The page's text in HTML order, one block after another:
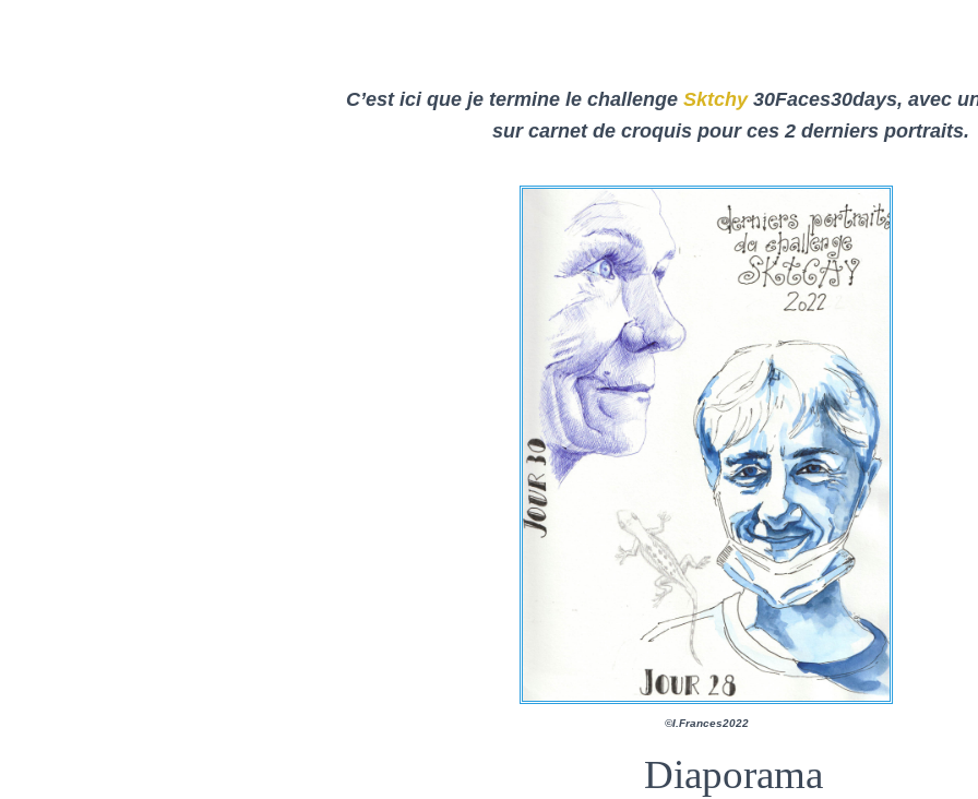
C’est ici que je termine le challenge Sktchy30Faces30days, avec
sur carnet de croquis pour ces 2 derniers portraits.
©I.Frances2022
Diaporama